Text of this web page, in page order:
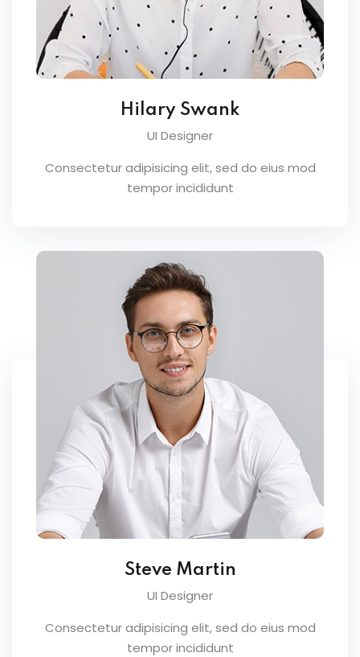
Hilary Swank
UI Designer
Consectetur adipisicing elit, sed do eius mod
tempor incididunt
Steve Martin
UI Designer
Consectetur adipisicing elit, sed do eius mod
tempor incididunt